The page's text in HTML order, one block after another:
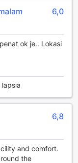
6,0
ok je.. Lokasi
lapsia
6,8
and comfort.
the